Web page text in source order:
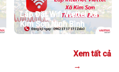
Lắp Đặt Wifi Viettel Xã
Kim Sơn Ninh Bình
Xem tất cả
→